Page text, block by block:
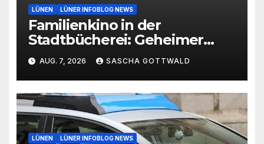
LÜNEN LÜNER INFOBLOG NEWS
Familienkino in der
Stadtbücherei: Geheimer
Film bei freiem Eintritt
AUG. 7, 2026 SASCHA GOTTWALD
LÜNEN LÜNER INFOBLOG NEWS